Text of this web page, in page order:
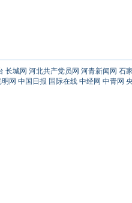
长城网 河北共产党员网 河青新闻网 石
明网 中国日报 国际在线 中经网 中青网